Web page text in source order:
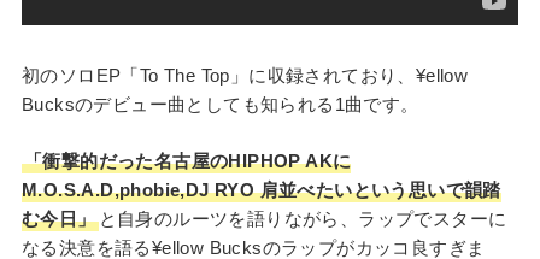
初のソロEP「To The Top」に収録されており、¥ellow
Bucksのデビュー曲としても知られる1曲です。
「衝撃的だった名古屋のHIPHOP AKに
M.O.S.A.D,phobie,DJ RYO 肩並べたいという思いで韻踏
む今日」と自身のルーツを語りながら、ラップでスターに
なる決意を語る¥ellow Bucksのラップがカッコ良すぎま